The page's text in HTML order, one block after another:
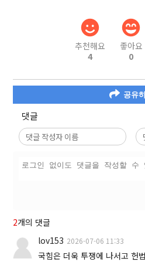
추천해요
4
좋아요
0
공유
댓글
2개의 댓글
lov153 2026-07-06 11:33
국힘은 더욱 투쟁에 나서고 헌